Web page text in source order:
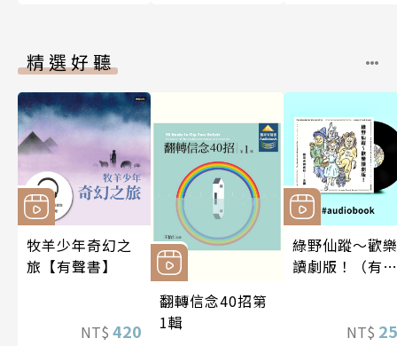
精選好聽
牧羊少年奇幻之
旅【有聲書】
NT$ 420
翻轉信念40招第
1輯
綠野仙蹤～歡樂
讀劇版！（有聲
NT$